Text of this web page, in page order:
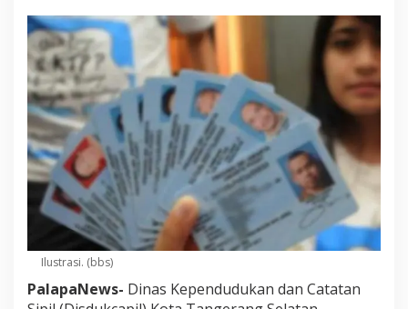
Ilustrasi. (bbs)
PalapaNews- Dinas Kependudukan dan Catatan